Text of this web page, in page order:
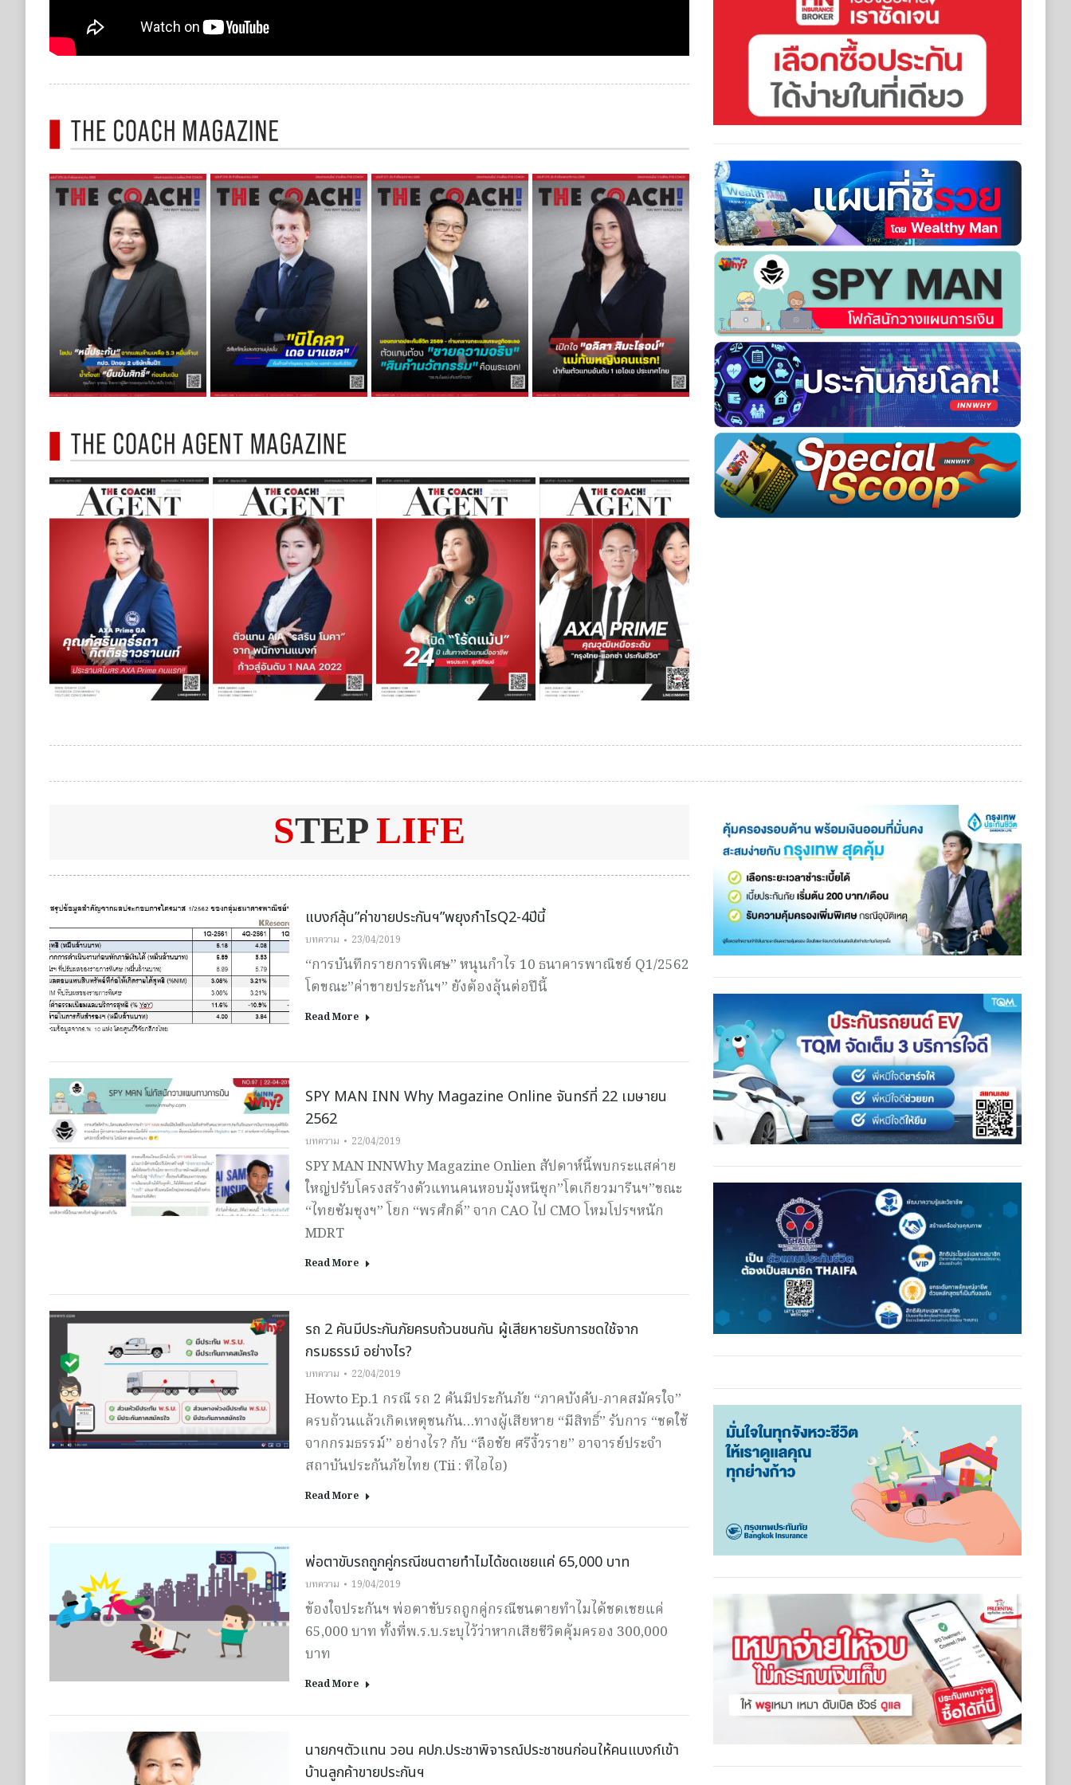
STEP LIFE
แบงก์ลุ้น”ค่าขายประกันฯ”พยุงกำไรQ2-4ปีนี้
บทความ 23/04/2019
“การบันทึกรายการพิเศษ” หนุนกำไร 10 ธนาคารพาณิชย์ Q1/2562
โตขณะ”ค่าขายประกันฯ” ยังต้องลุ้นต่อปีนี้
Read More
SPY MAN INN Why Magazine Online จันทร์ที่ 22 เมษายน
2562
บทความ 22/04/2019
SPY MAN INNWhy Magazine Onlien สัปดาห์นี้พบกระแสค่าย
ใหญ่ปรับโครงสร้างตัวแทนคนหอบมุ้งหนีซุก”โตเกียวมารีนฯ”ขณะ
“ไทยซัมซุงฯ” โยก “พรศํกดิ์” จาก CAO ไป CMO โหมโปรฯหนัก
MDRT
Read More
รถ 2 คันมีประกันภัยครบถ้วนชนกัน ผู้เสียหายรับการชดใช้จาก
กรมธรรม์ อย่างไร?
บทความ 22/04/2019
Howto Ep.1 กรณี รถ 2 คันมีประกันภัย “ภาคบังคับ-ภาคสมัครใจ”
ครบถ้วนแล้วเกิดเหตุชนกัน…ทางผู้เสียหาย “มีสิทธิ์” รับการ “ชดใช้
จากกรมธรรม์” อย่างไร? กับ “ลือชัย ศรีงิ้วราย” อาจารย์ประจำ
สถาบันประกันภัยไทย (Tii : ทีไอไอ)
Read More
พ่อตาขับรถถูกคู่กรณีชนตายทำไมได้ชดเชยแค่ 65,000 บาท
บทความ 19/04/2019
ข้องใจประกันฯ พ่อตาขับรถถูกคู่กรณีชนตายทำไมได้ชดเชยแค่
65,000 บาท ทั้งที่พ.ร.บ.ระบุไว้ว่าหากเสียชีวิตคุ้มครอง 300,000
บาท
Read More
นายกฯตัวแทน วอน คปภ.ประชาพิจารณ์ประชาชนก่อนให้คนแบงก์เข้า
บ้านลูกค้าขายประกันฯ